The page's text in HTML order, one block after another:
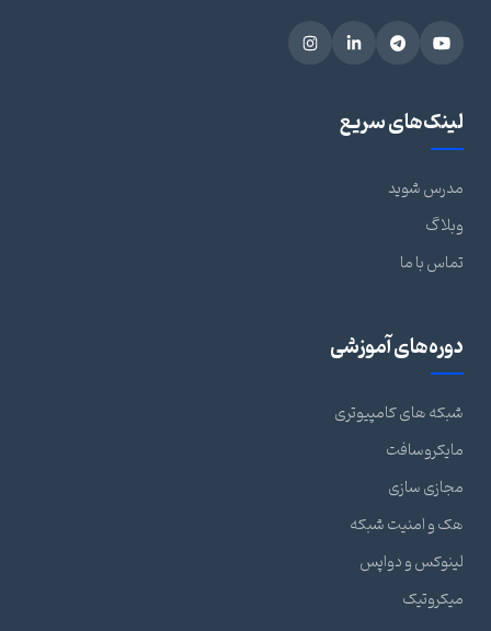
لینک‌های سریع
مدرس شوید
وبلاگ
تماس با ما
دوره‌های آموزشی
شبکه های کامپیوتری
مایکروسافت
مجازی سازی
هک و امنیت شبکه
لینوکس و دواپس
میکروتیک